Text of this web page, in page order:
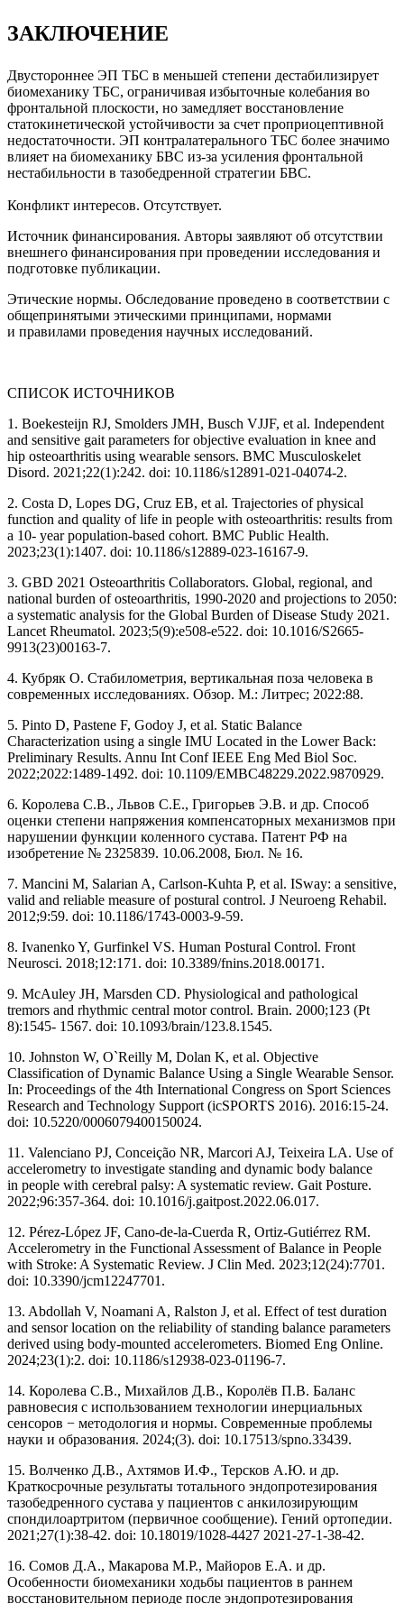
ЗАКЛЮЧЕНИЕ
Двустороннее ЭП ТБС в меньшей степени дестабилизирует
биомеханику ТБС, ограничивая избыточные колебания во
фронтальной плоскости, но замедляет восстановление
статокинетической устойчивости за счет проприоцептивной
недостаточности. ЭП контралатерального ТБС более значимо
влияет на биомеханику БВС из-за усиления фронтальной
нестабильности в тазобедренной стратегии БВС.
Конфликт интересов. Отсутствует.
Источник финансирования. Авторы заявляют об отсутствии
внешнего финансирования при проведении исследования и
подготовке публикации.
Этические нормы. Обследование проведено в соответствии с
общепринятыми этическими принципами, нормами
и правилами проведения научных исследований.
СПИСОК ИСТОЧНИКОВ
1. Boekesteijn RJ, Smolders JMH, Busch VJJF, et al. Independent
and sensitive gait parameters for objective evaluation in knee and
hip osteoarthritis using wearable sensors. BMC Musculoskelet
Disord. 2021;22(1):242. doi: 10.1186/s12891-021-04074-2.
2. Costa D, Lopes DG, Cruz EB, et al. Trajectories of physical
function and quality of life in people with osteoarthritis: results from
a 10- year population-based cohort. BMC Public Health.
2023;23(1):1407. doi: 10.1186/s12889-023-16167-9.
3. GBD 2021 Osteoarthritis Collaborators. Global, regional, and
national burden of osteoarthritis, 1990-2020 and projections to 2050:
a systematic analysis for the Global Burden of Disease Study 2021.
Lancet Rheumatol. 2023;5(9):e508-e522. doi: 10.1016/S2665-
9913(23)00163-7.
4. Кубряк О. Стабилометрия, вертикальная поза человека в
современных исследованиях. Обзор. М.: Литрес; 2022:88.
5. Pinto D, Pastene F, Godoy J, et al. Static Balance
Characterization using a single IMU Located in the Lower Back:
Preliminary Results. Annu Int Conf IEEE Eng Med Biol Soc.
2022;2022:1489-1492. doi: 10.1109/EMBC48229.2022.9870929.
6. Королева С.В., Львов С.Е., Григорьев Э.В. и др. Способ
оценки степени напряжения компенсаторных механизмов при
нарушении функции коленного сустава. Патент РФ на
изобретение № 2325839. 10.06.2008, Бюл. № 16.
7. Mancini M, Salarian A, Carlson-Kuhta P, et al. ISway: a sensitive,
valid and reliable measure of postural control. J Neuroeng Rehabil.
2012;9:59. doi: 10.1186/1743-0003-9-59.
8. Ivanenko Y, Gurfinkel VS. Human Postural Control. Front
Neurosci. 2018;12:171. doi: 10.3389/fnins.2018.00171.
9. McAuley JH, Marsden CD. Physiological and pathological
tremors and rhythmic central motor control. Brain. 2000;123 (Pt
8):1545- 1567. doi: 10.1093/brain/123.8.1545.
10. Johnston W, O`Reilly M, Dolan K, et al. Objective
Classification of Dynamic Balance Using a Single Wearable Sensor.
In: Proceedings of the 4th International Congress on Sport Sciences
Research and Technology Support (icSPORTS 2016). 2016:15-24.
doi: 10.5220/0006079400150024.
11. Valenciano PJ, Conceição NR, Marcori AJ, Teixeira LA. Use of
accelerometry to investigate standing and dynamic body balance
in people with cerebral palsy: A systematic review. Gait Posture.
2022;96:357-364. doi: 10.1016/j.gaitpost.2022.06.017.
12. Pérez-López JF, Cano-de-la-Cuerda R, Ortiz-Gutiérrez RM.
Accelerometry in the Functional Assessment of Balance in People
with Stroke: A Systematic Review. J Clin Med. 2023;12(24):7701.
doi: 10.3390/jcm12247701.
13. Abdollah V, Noamani A, Ralston J, et al. Effect of test duration
and sensor location on the reliability of standing balance parameters
derived using body-mounted accelerometers. Biomed Eng Online.
2024;23(1):2. doi: 10.1186/s12938-023-01196-7.
14. Королева С.В., Михайлов Д.В., Королёв П.В. Баланс
равновесия с использованием технологии инерциальных
сенсоров − методология и нормы. Современные проблемы
науки и образования. 2024;(3). doi: 10.17513/spno.33439.
15. Волченко Д.В., Ахтямов И.Ф., Терсков А.Ю. и др.
Краткосрочные результаты тотального эндопротезирования
тазобедренного сустава у пациентов с анкилозирующим
спондилоартритом (первичное сообщение). Гений ортопедии.
2021;27(1):38-42. doi: 10.18019/1028-4427 2021-27-1-38-42.
16. Сомов Д.А., Макарова М.Р., Майоров Е.А. и др.
Особенности биомеханики ходьбы пациентов в раннем
восстановительном периоде после эндопротезирования